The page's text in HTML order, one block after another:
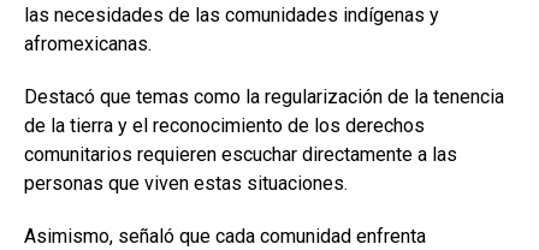
las necesidades de las comunidades indígenas y
afromexicanas.
Destacó que temas como la regularización de la tenencia
de la tierra y el reconocimiento de los derechos
comunitarios requieren escuchar directamente a las
personas que viven estas situaciones.
Asimismo, señaló que cada comunidad enfrenta